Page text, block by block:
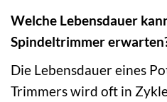
Welche Lebensdauer
Spindeltrimmer
Die Lebensdauer eines
Trimmers wird oft in